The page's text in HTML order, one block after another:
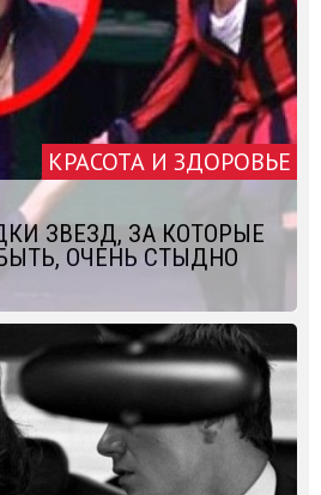
КРАСОТА И ЗДОРОВЬЕ
ЗВЕЗД, ЗА КОТОРЫЕ
ОЧЕНЬ СТЫДНО